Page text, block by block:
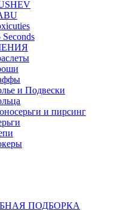
Seconds
и Подвески
и пирсинг
ПОДБОРКА